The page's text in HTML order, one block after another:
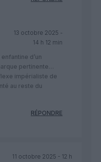
13 octobre 2025 -
14 h 12 min
d’un
pertinente…
impérialiste de
au reste du
RÉPONDRE
11 octobre 2025 - 12 h